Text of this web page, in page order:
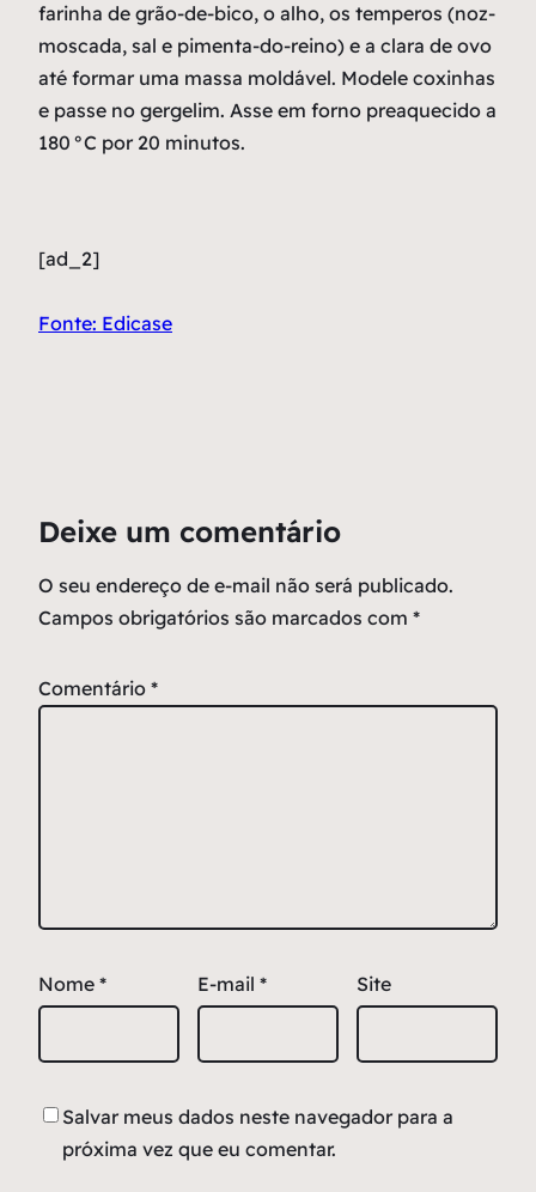
farinha de grão-de-bico, o alho, os temperos (noz-
moscada, sal e pimenta-do-reino) e a clara de ovo
até formar uma massa moldável. Modele coxinhas
e passe no gergelim. Asse em forno preaquecido a
180 °C por 20 minutos.
[ad_2]
Fonte: Edicase
Deixe um comentário
O seu endereço de e-mail não será publicado.
Campos obrigatórios são marcados com *
Comentário *
Nome * E-mail * Site
Salvar meus dados neste navegador para a
próxima vez que eu comentar.